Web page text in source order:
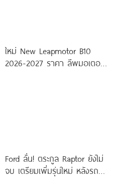
ใหม่ New Leapmotor B10
2026-2027 ราคา ลีพมอเตอร์
Ford ลั่น! ตระกูล Raptor ยังไม่
จบ เตรียมเพิ่มรุ่นใหม่ หลังรถ